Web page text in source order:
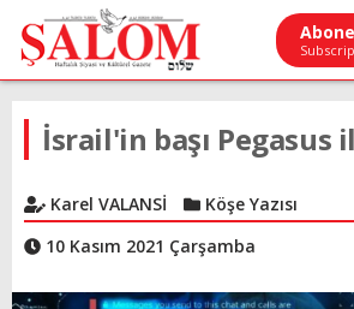
İsrail'in başı Pegasus
Karel VALANSİ
Köşe Yazısı
10 Kasım 2021 Çarşamba